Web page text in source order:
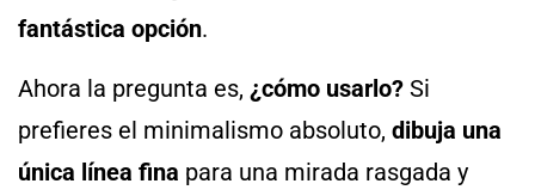
fantástica opción.
Ahora la pregunta es, ¿cómo usarlo? Si
prefieres el minimalismo absoluto, dibuja una
única línea fina para una mirada rasgada y